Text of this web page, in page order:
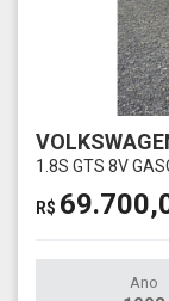
1.8S GTS 8V
R$
Ano